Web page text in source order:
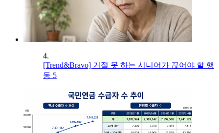
4.
[Trend&Bravo] 거절 못 하는 시니어가 끊어야 할 행
동 5